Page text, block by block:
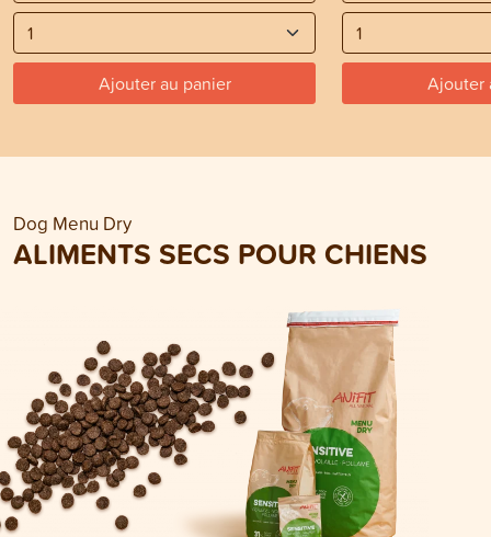
Ajouter au panier Ajouter
Dog Menu Dry
ALIMENTS SECS POUR CHIENS